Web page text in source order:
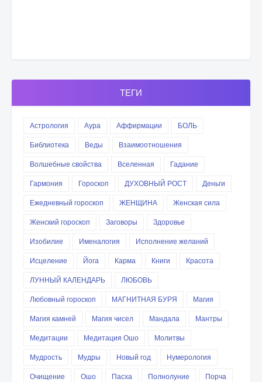
ТЕГИ
Астрология Аура Аффирмации
БОЛЬ
Библиотека
Веды
Взаимоотношения
Волшебные свойства
Вселенная
Гадание
Гармония
Гороскоп ДУХОВНЫЙ РОСТ
Деньги
Ежедневный гороскоп
ЖЕНЩИНА
Женская сила
Женский гороскоп
Заговоры
Здоровье
Изобилие
Именалогия
Исполнение желаний
Исцеление
Йога Карма Книги
Красота
ЛУННЫЙ КАЛЕНДАРЬ
ЛЮБОВЬ
Любовный гороскоп
МАГНИТНАЯ БУРЯ
Магия
Магия камней
Магия чисел Мандала
Мантры
Медитации
Медитация Ошо
Молитвы
Мудрость
Мудры Новый год
Нумерология
Очищение
Ошо Пасха Полнолуние
Порча